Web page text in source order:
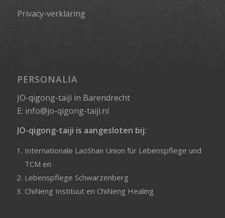
Privacy-verklaring
PERSONALIA
JO-qigong-taiji in Barendrecht
E: info@jo-qigong-taiji.nl
JO-qigong-taiji is aangesloten bij:
Internationale LaoShan Union für Lebenspflege und
TCM en
Lebenspflege Schwarzenberg
ChiNeng Instituuten ChiNeng Healing